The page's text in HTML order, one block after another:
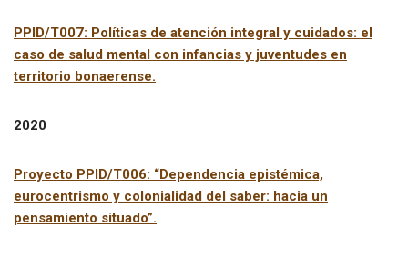
PPID/T007: Políticas de atención integral y cuidados: el
caso de salud mental con infancias y juventudes en
territorio bonaerense.
2020
Proyecto PPID/T006: “Dependencia epistémica,
eurocentrismo y colonialidad del saber: hacia un
pensamiento situado”.